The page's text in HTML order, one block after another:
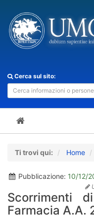
Cerca sul sito:
Ti trovi qui: Home
Pubblicazione: 10/12/
Scorrimenti
Farmacia A.A.